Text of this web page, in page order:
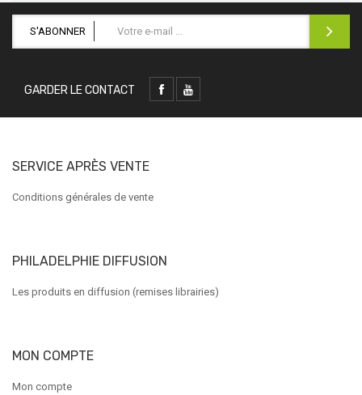
S'ABONNER
GARDER LE CONTACT
SERVICE APRÈS VENTE
Conditions générales de vente
PHILADELPHIE DIFFUSION
Les produits en diffusion (remises librairies)
MON COMPTE
Mon compte